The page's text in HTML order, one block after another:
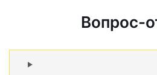
Вопрос-